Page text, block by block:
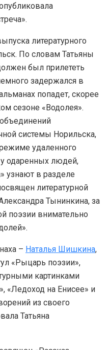
литературного
По словам Татьяны
был прилететь
задержался в
попадет, скорее
сезоне «Водолея».
системы Норильска,
удаленного
у одаренных людей,
узнают в разделе
литературной
Тынинкина, за
поэзии внимательно
– Наталья Шишкина,
«Рыцарь поэзии»,
картинками
«Ледоход на Енисее» и
из своего
Татьяна